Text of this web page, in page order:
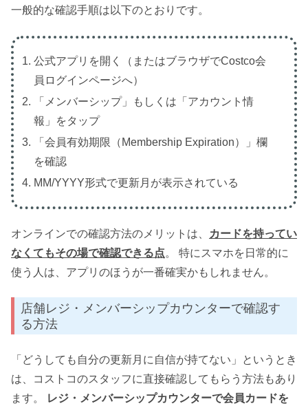
一般的な確認手順は以下のとおりです。
公式アプリを開く（またはブラウザでCostco会
員ログインページへ）
「メンバーシップ」もしくは「アカウント情
報」をタップ
「会員有効期限（Membership Expiration）」欄
を確認
MM/YYYY形式で更新月が表示されている
オンラインでの確認方法のメリットは、
カードを持ってい
なくてもその場で確認できる点。 特にスマホを日常的に
使う人は、アプリのほうが一番確実かもしれません。
店舗レジ・メンバーシップカウンターで確認す
る方法
「どうしても自分の更新月に自信が持てない」というとき
は、コストコのスタッフに直接確認してもらう方法もあり
ます。
レジ・メンバーシップカウンターで会員カードを